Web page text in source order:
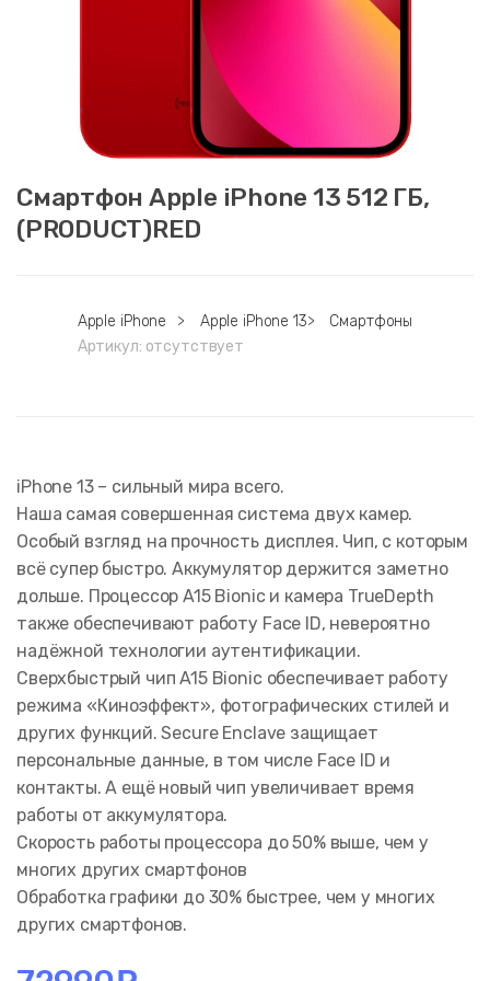
Смартфон Apple iPhone 13 512 ГБ,
(PRODUCT)RED
Apple iPhone > Apple iPhone 13>
Смартфоны
Артикул: отсутствует
iPhone 13 – сильный мира всего.
Наша самая совершенная система двух камер.
Особый взгляд на прочность дисплея. Чип, с которым
всё супер быстро. Аккумулятор держится заметно
дольше. Процессор A15 Bionic и камера TrueDepth
также обеспечивают работу Face ID, невероятно
надёжной технологии аутентификации.
Сверхбыстрый чип A15 Bionic обеспечивает работу
режима «Киноэффект», фотографических стилей и
других функций. Secure Enclave защищает
персональные данные, в том числе Face ID и
контакты. А ещё новый чип увеличивает время
работы от аккумулятора.
Скорость работы процессора до 50% выше, чем у
многих других смартфонов
Обработка графики до 30% быстрее, чем у многих
других смартфонов.